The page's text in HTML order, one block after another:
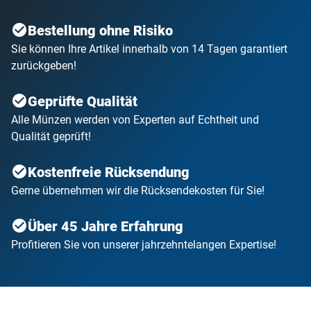
Bestellung ohne Risiko
Sie können Ihre Artikel innerhalb von 14 Tagen garantiert
zurückgeben!
Geprüfte Qualität
Alle Münzen werden von Experten auf Echtheit und
Qualität geprüft!
Kostenfreie Rücksendung
Gerne übernehmen wir die Rücksendekosten für Sie!
Über 45 Jahre Erfahrung
Profitieren Sie von unserer jahrzehntelangen Expertise!